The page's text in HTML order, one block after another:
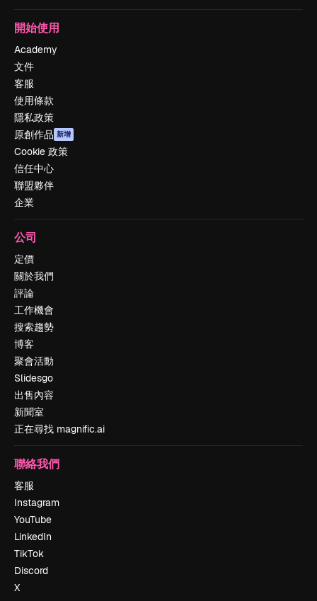
開始使用
Academy
文件
客服
使用條款
隱私政策
原創作品 新增
Cookie 政策
信任中心
聯盟夥伴
企業
公司
定價
關於我們
評論
工作機會
搜索趨勢
博客
聚會活動
Slidesgo
出售內容
新聞室
正在尋找 magnific.ai
聯絡我們
客服
Instagram
YouTube
LinkedIn
TikTok
Discord
X